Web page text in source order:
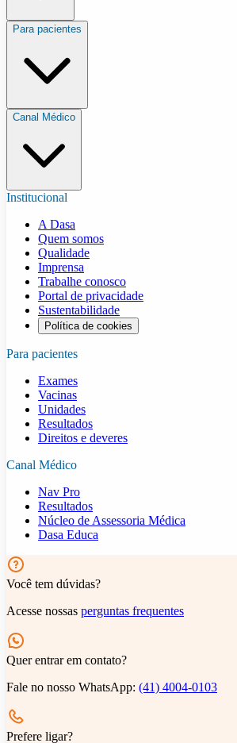
Para pacientes
Canal Médico
Institucional
A Dasa
Quem somos
Qualidade
Imprensa
Trabalhe conosco
Portal de privacidade
Sustentabilidade
Política de cookies
Para pacientes
Exames
Vacinas
Unidades
Resultados
Direitos e deveres
Canal Médico
Nav Pro
Resultados
Núcleo de Assessoria Médica
Dasa Educa
Você tem dúvidas?
Acesse nossas perguntas frequentes
Quer entrar em contato?
Fale no nosso WhatsApp: (41) 4004-0103
Prefere ligar?